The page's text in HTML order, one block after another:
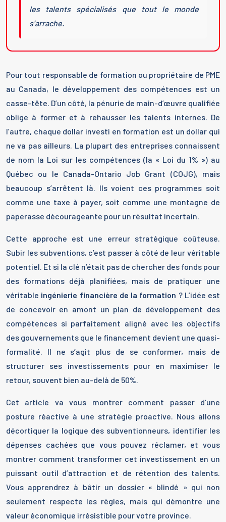
les talents spécialisés que tout le monde
s’arrache.
Pour tout responsable de formation ou propriétaire de PME
au Canada, le développement des compétences est un
casse-tête. D’un côté, la pénurie de main-d’œuvre qualifiée
oblige à former et à rehausser les talents internes. De
l’autre, chaque dollar investi en formation est un dollar qui
ne va pas ailleurs. La plupart des entreprises connaissent
de nom la Loi sur les compétences (la « Loi du 1% ») au
Québec ou le Canada-Ontario Job Grant (COJG), mais
beaucoup s’arrêtent là. Ils voient ces programmes soit
comme une taxe à payer, soit comme une montagne de
paperasse décourageante pour un résultat incertain.
Cette approche est une erreur stratégique coûteuse.
Subir les subventions, c’est passer à côté de leur véritable
potentiel. Et si la clé n’était pas de chercher des fonds pour
des formations déjà planifiées, mais de pratiquer une
véritable ingénierie financière de la formation ? L’idée est
de concevoir en amont un plan de développement des
compétences si parfaitement aligné avec les objectifs
des gouvernements que le financement devient une quasi-
formalité. Il ne s’agit plus de se conformer, mais de
structurer ses investissements pour en maximiser le
retour, souvent bien au-delà de 50%.
Cet article va vous montrer comment passer d’une
posture réactive à une stratégie proactive. Nous allons
décortiquer la logique des subventionneurs, identifier les
dépenses cachées que vous pouvez réclamer, et vous
montrer comment transformer cet investissement en un
puissant outil d’attraction et de rétention des talents.
Vous apprendrez à bâtir un dossier « blindé » qui non
seulement respecte les règles, mais qui démontre une
valeur économique irrésistible pour votre province.